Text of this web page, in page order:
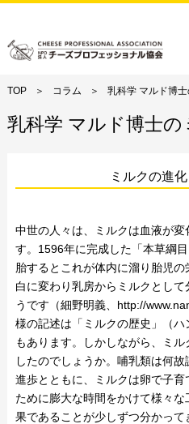
TOP コラム 乳科学 マルド博士
乳科学 マルド博士の
ミルクの進
中世の人々は、ミルクは血液が
す。1596年に完成した「本草綱
胎するとこれが体内に溜り胎児
白に変わり乳房からミルクとし
うです（細野明義、http://
様の記述は「ミルクの歴史」（
もあります。しかしながら、ミ
したのでしょうか。哺乳類は何
進歩とともに、ミルクは卵で子
ために膨大な時間をかけて様々
果であることが少しずつ分かっ